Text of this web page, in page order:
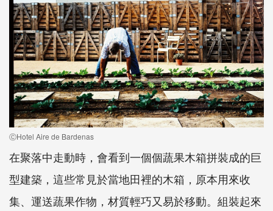
ⒸHotel Aire de Bardenas
在聚落中走動時，會看到一個個蔬果木箱拼裝成的巨
型建築，這些常見於當地田裡的木箱，原本用來收
集、運送蔬果作物，材質輕巧又易於移動。組裝起來